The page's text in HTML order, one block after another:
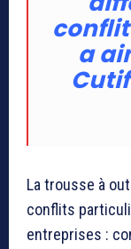
a
La trousse à
conflits
entreprises :